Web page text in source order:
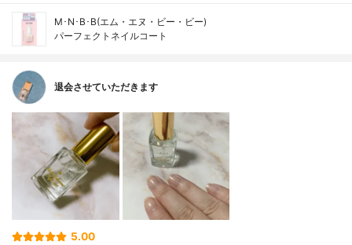
M･N･B･B(エム・エヌ・ビー・ビー)
パーフェクトネイルコート
退会させていただきます
5.00